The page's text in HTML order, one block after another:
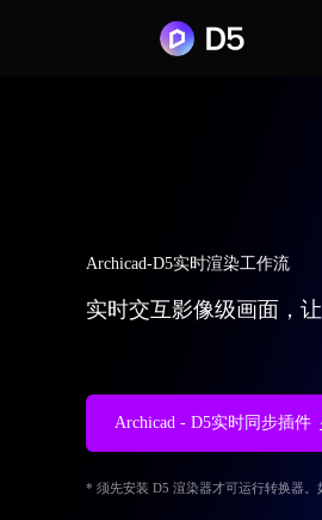
Archicad-D5实时渲染工作流
实时交互影像级画面，
Archicad - D5实时同步插件
* 须先安装 D5 渲染器才可运行转换器。